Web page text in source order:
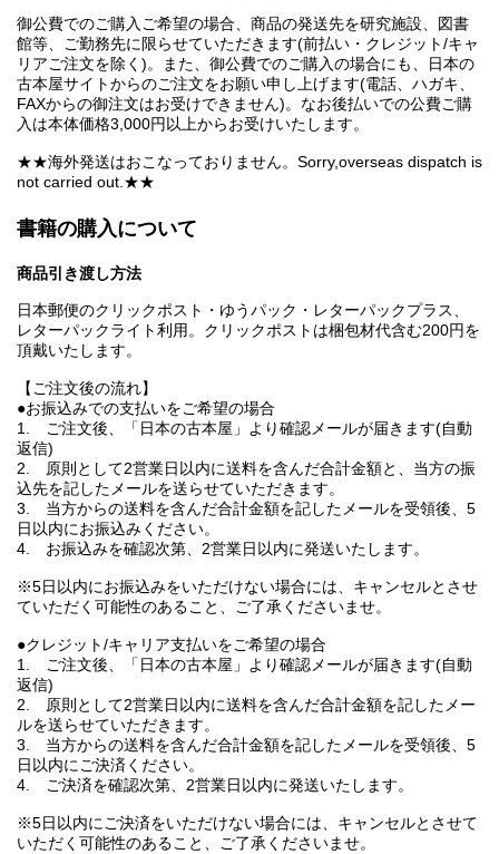
御公費でのご購入ご希望の場合、商品の発送先を研究施設、図書
館等、ご勤務先に限らせていただきます(前払い・クレジット/キャ
リアご注文を除く)。また、御公費でのご購入の場合にも、日本の
古本屋サイトからのご注文をお願い申し上げます(電話、ハガキ、
FAXからの御注文はお受けできません)。なお後払いでの公費ご購
入は本体価格3,000円以上からお受けいたします。
★★海外発送はおこなっておりません。Sorry,overseas dispatch is
not carried out.★★
書籍の購入について
商品引き渡し方法
日本郵便のクリックポスト・ゆうパック・レターパックプラス、
レターパックライト利用。クリックポストは梱包材代含む200円を
頂戴いたします。
【ご注文後の流れ】
●お振込みでの支払いをご希望の場合
1. ご注文後、「日本の古本屋」より確認メールが届きます(自動
返信)
2. 原則として2営業日以内に送料を含んだ合計金額と、当方の振
込先を記したメールを送らせていただきます。
3. 当方からの送料を含んだ合計金額を記したメールを受領後、5
日以内にお振込みください。
4. お振込みを確認次第、2営業日以内に発送いたします。
※5日以内にお振込みをいただけない場合には、キャンセルとさせ
ていただく可能性のあること、ご了承くださいませ。
●クレジット/キャリア支払いをご希望の場合
1. ご注文後、「日本の古本屋」より確認メールが届きます(自動
返信)
2. 原則として2営業日以内に送料を含んだ合計金額を記したメー
ルを送らせていただきます。
3. 当方からの送料を含んだ合計金額を記したメールを受領後、5
日以内にご決済ください。
4. ご決済を確認次第、2営業日以内に発送いたします。
※5日以内にご決済をいただけない場合には、キャンセルとさせて
いただく可能性のあること、ご了承くださいませ。